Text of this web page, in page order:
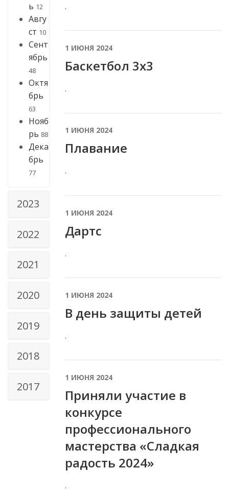
ь 12
Авгу
ст 10
Сент
ябрь
48
Октя
брь
63
Нояб
рь 88
Дека
брь
77
2023
2022
2021
2020
2019
2018
2017
.
1 ИЮНЯ 2024
Баскетбол 3х3
.
1 ИЮНЯ 2024
Плавание
.
1 ИЮНЯ 2024
Дартс
.
1 ИЮНЯ 2024
В день защиты детей
.
1 ИЮНЯ 2024
Приняли участие в
конкурсе
профессионального
мастерства «Сладкая
радость 2024»
.